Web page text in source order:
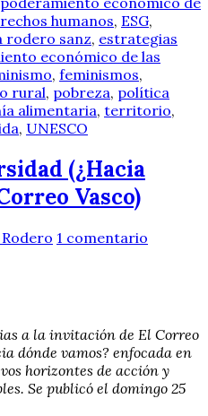
humanos, ESG,
rodero sanz, estrategias
económico de las
, feminismos,
rural, pobreza, política
alimentaria, territorio,
, UNESCO
(¿Hacia
Vasco)
1 comentario
a la invitación de El Correo
dónde vamos? enfocada en
horizontes de acción y
Se publicó el domingo 25